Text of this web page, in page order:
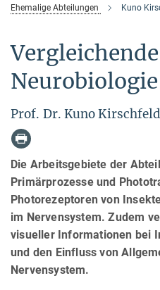
Ehemalige Abteilungen Kuno
Vergleichende
Neurobiologie
Prof. Dr. Kuno Kirschfeld
Die Arbeitsgebiete der
Primärprozesse und
Photorezeptoren von
im Nervensystem. Zudem
visueller Informationen bei
und den Einfluss von
Nervensystem.